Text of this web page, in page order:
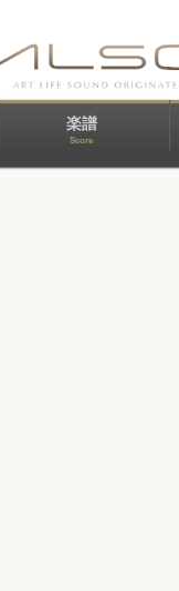
楽譜
Score